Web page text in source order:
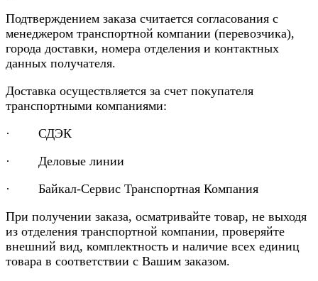
Подтверждением заказа считается согласования с
менеджером транспортной компании (перевозчика),
города доставки, номера отделения и контактных
данных получателя.
Доставка осуществляется за счет покупателя
транспортными компаниями:
· СДЭК
· Деловые линии
· Байкал-Сервис Транспортная Компания
При получении заказа, осматривайте товар, не выходя
из отделения транспортной компании, проверяйте
внешний вид, комплектность и наличие всех единиц
товара в соответствии с Вашим заказом.